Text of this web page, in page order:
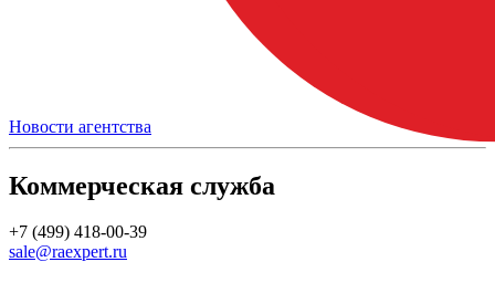
Новости агентства
Коммерческая служба
+7 (499) 418-00-39
sale@raexpert.ru